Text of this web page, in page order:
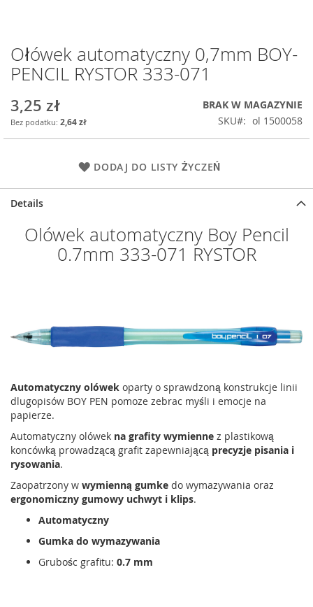
Przejdź
na
początek
Ołówek automatyczny 0,7mm BOY-
PENCIL RYSTOR 333-071
3,25 zł
2,64 zł
BRAK W MAGAZYNIE
SKU
ol 1500058
DODAJ DO LISTY ŻYCZEŃ
Details
Olówek automatyczny Boy Pencil
0.7mm 333-071 RYSTOR
Automatyczny olówek oparty o sprawdzoną konstrukcje linii
dlugopisów BOY PEN pomoze zebrac myśli i emocje na
papierze.
Automatyczny olówek na grafity wymienne z plastikową
koncówką prowadzącą grafit zapewniającą precyzje pisania i
rysowania.
Zaopatrzony w wymienną gumke do wymazywania oraz
ergonomiczny gumowy uchwyt i klips.
Automatyczny
Gumka do wymazywania
Grubośc grafitu: 0.7 mm